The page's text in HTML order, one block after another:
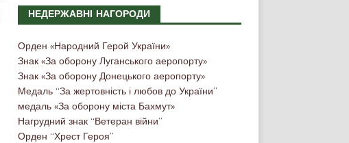
НЕДЕРЖАВНІ НАГОРОДИ
Орден «Народний Герой України»
Знак «За оборону Луганського аеропорту»
Знак «За оборону Донецького аеропорту»
Медаль “За жертовність і любов до України”
медаль «За оборону міста Бахмут»
Нагрудний знак “Ветеран війни”
Орден “Хрест Героя”